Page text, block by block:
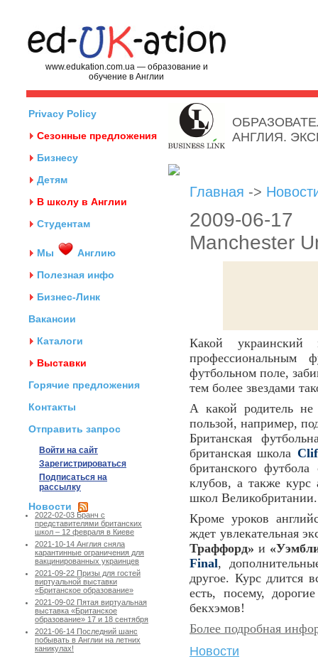
www.edukation.com.ua — образование и
обучение в Англии
Privacy Policy
Сезонные предложения
Бизнесу
Детям
В школу в Англии
Студентам
Мы
Англию
Полезная инфо
Бизнес-Линк
Вакансии
Каталоги
Выставки
Горячие предложения
Контакты
Отправить запрос
Войти на сайт
Зарегистрироваться
Подписаться на
рассылку
Новости
2022-02-03 Бранч с
представителями британских
школ – 12 февраля в Киеве
2021-10-14 Англия сняла
карантинные ограничения для
вакцинированных украинцев
2021-09-22 Призы для гостей
виртуальной выставки
«Британское образование»
2021-09-02 Пятая виртуальная
выставка «Британское
образование» 17 и 18 сентября
2021-06-14 Последний шанс
побывать в Англии на летних
каникулах!
АНГЛИЯ.
Главная ->
2009-06-
Manchester
Какой
профессиональным
футбольном поле,
тем более звездами
А какой родитель
пользой, например,
Британская
британская школа
британского
клубов, а также курс
школ Великобритании.
Кроме уроков
ждет увлекательная
Траффорд» и
Final,
другое. Курс длится
есть, посему,
бекхэмов!
Более подробная
Новости